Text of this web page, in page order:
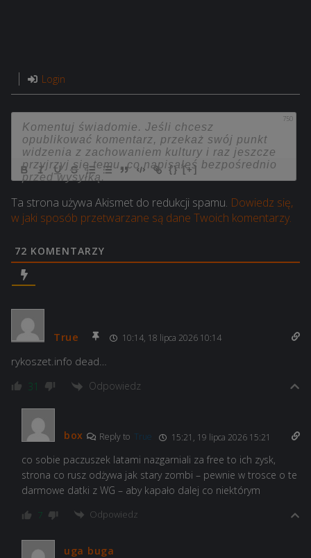
Login
750
{} [+]
Ta strona używa Akismet do redukcji spamu. Dowiedz się,
w jaki sposób przetwarzane są dane Twoich komentarzy.
72 KOMENTARZY
True 10:14, 18 lipca 2026 10:14
rykoszet.info dead…
31 Odpowiedz
box Reply to True 15:21, 19 lipca 2026 15:21
co sobie paczuszek latami nazgarniali za free to ich zysk,
strona co rusz odżywa jak stary zombi – pewnie w trosce o te
darmowe datki z WG – aby kapało dalej co niektórym
7 Odpowiedz
uga buga